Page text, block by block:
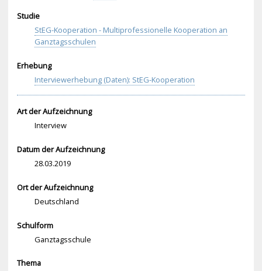
Studie
StEG-Kooperation - Multiprofessionelle Kooperation an
Ganztagsschulen
Erhebung
Interviewerhebung (Daten): StEG-Kooperation
Art der Aufzeichnung
Interview
Datum der Aufzeichnung
28.03.2019
Ort der Aufzeichnung
Deutschland
Schulform
Ganztagsschule
Thema